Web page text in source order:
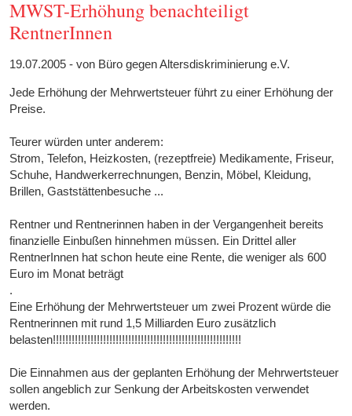
MWST-Erhöhung benachteiligt
RentnerInnen
19.07.2005 - von Büro gegen Altersdiskriminierung e.V.
Jede Erhöhung der Mehrwertsteuer führt zu einer Erhöhung der
Preise.
Teurer würden unter anderem:
Strom, Telefon, Heizkosten, (rezeptfreie) Medikamente, Friseur,
Schuhe, Handwerkerrechnungen, Benzin, Möbel, Kleidung,
Brillen, Gaststättenbesuche ...
Rentner und Rentnerinnen haben in der Vergangenheit bereits
finanzielle Einbußen hinnehmen müssen. Ein Drittel aller
RentnerInnen hat schon heute eine Rente, die weniger als 600
Euro im Monat beträgt
.
Eine Erhöhung der Mehrwertsteuer um zwei Prozent würde die
Rentnerinnen mit rund 1,5 Milliarden Euro zusätzlich
belasten!!!!!!!!!!!!!!!!!!!!!!!!!!!!!!!!!!!!!!!!!!!!!!!!!!!!!!!!!!!!
Die Einnahmen aus der geplanten Erhöhung der Mehrwertsteuer
sollen angeblich zur Senkung der Arbeitskosten verwendet
werden.